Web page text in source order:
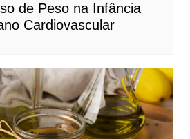
de Peso na Infância
Cardiovascular